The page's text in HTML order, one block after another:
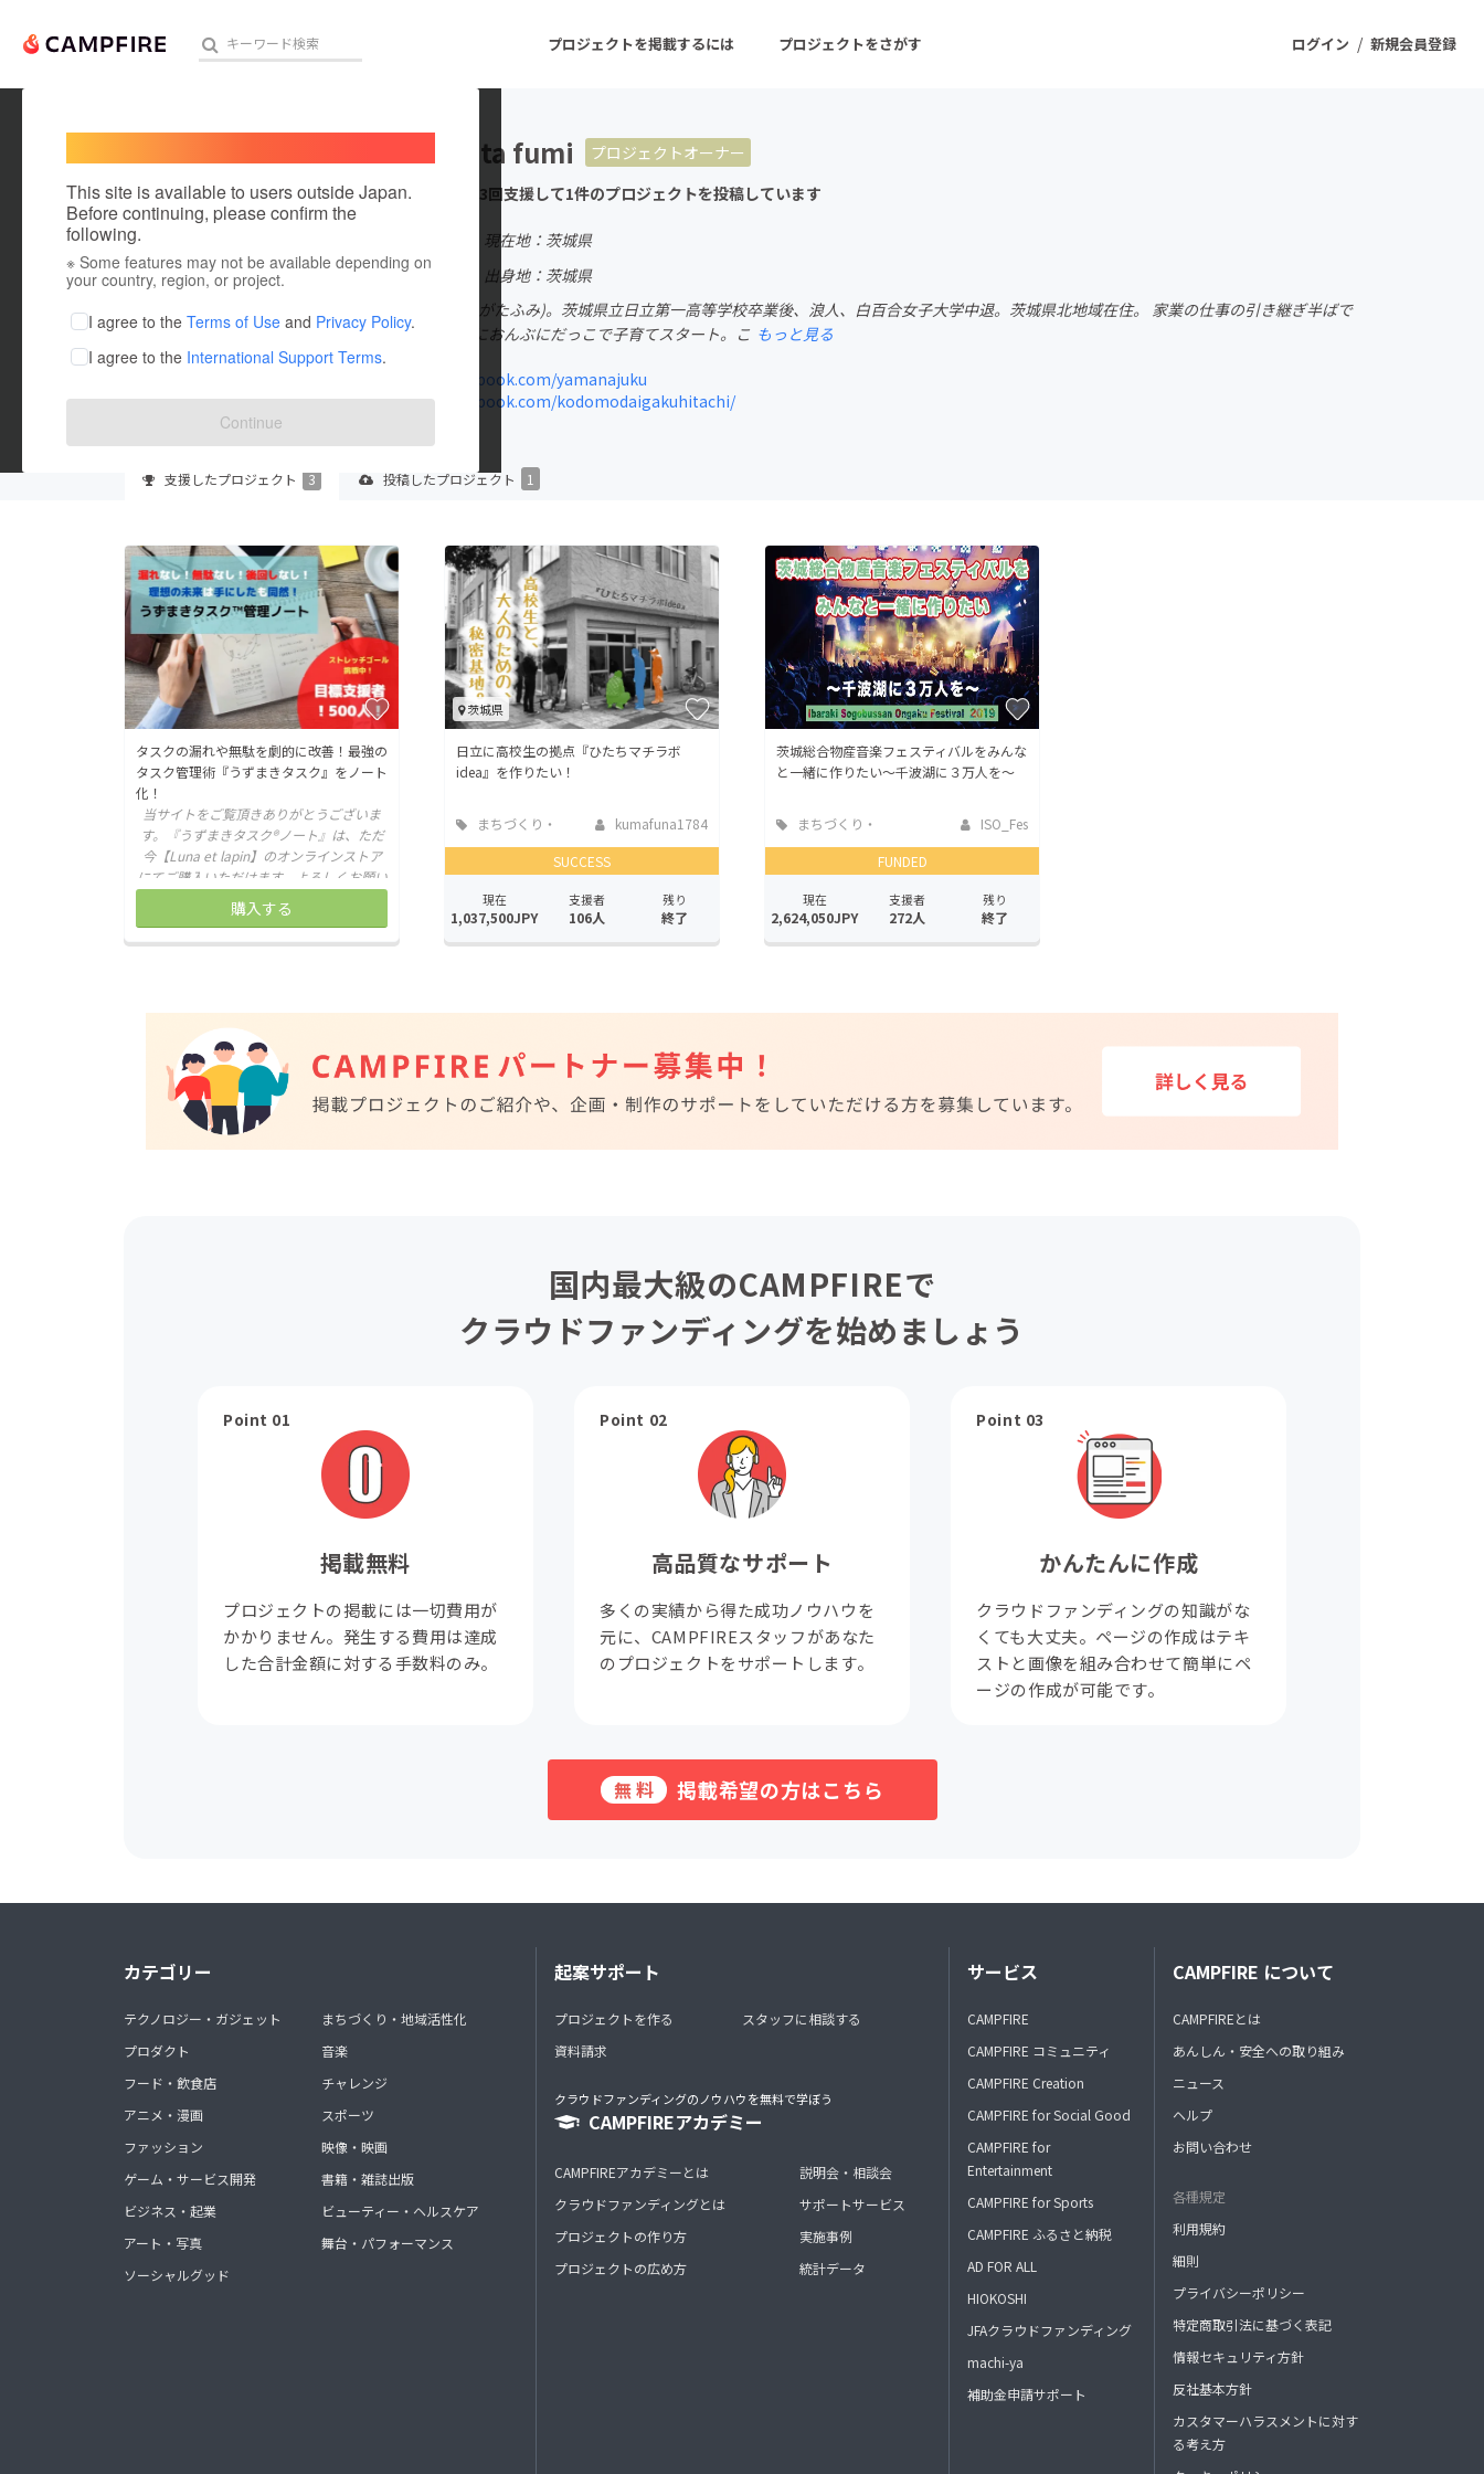
ログイン / 新規会員登録
プロジェクトを掲載するには プロジェクトをさがす
人気のプロジェクト 注目のリターン 注目の新着プロジェクト
アート・写真 音楽
テクノロジー・ガジェット
ゲーム・サービス開発 フード・飲食店
ファッション
映像・映画
ビジネス・起業
チャレンジ
まちづくり・地域活性化
CAMPFIREふるさと納税
machi-ya コミュニティ
This site is available to users outside Japan.
Before continuing, please confirm the
following.
※ Some features may not be available depending on
your country, region, or project.
I agree to the Terms of Use and Privacy Policy.
I agree to the International Support Terms.
Continue
yamagata fumi
プロジェクトオーナー
これまでに3回支援して1件のプロジェクトを投稿しています
現在地：茨城県
出身国：日本
出身地：茨城県
山形芙美(やまがたふみ)。茨城県立日立第一高等学校卒業後、浪人、白百合女子大学中退。茨城県北地域在住。 家業の仕事の引き継ぎ半ばで
出産、夫の親におんぶにだっこで子育てスタート。こ もっと見る
www.facebook.com/yamanajuku
www.facebook.com/kodomodaigakuhitachi/
支援したプロジェクト 3 投稿したプロジェクト 1
タスクの漏れや無駄を劇的に改善！最強の
タスク管理術『うずまきタスク』をノート
化！
当サイトをご覧頂きありがとうございま
す。『うずまきタスク®︎ノート』は、ただ
今【Luna et lapin】のオンラインストア
にてご購入いただけます。よろしくお願い
致します。
購入する
茨城県
日立に高校生の拠点『ひたちマチラボ
idea』を作りたい！
まちづくり・
地域活性化
kumafuna1784
SUCCESS
現在
1,037,500JPY
支援者
106人
残り
終了
茨城総合物産音楽フェスティバルをみんな
と一緒に作りたい～千波湖に３万人を～
まちづくり・
地域活性化
ISO_Fes
FUNDED
現在
2,624,050JPY
支援者
272人
残り
終了
国内最大級のCAMPFIREで
クラウドファンディングを始めましょう
Point 01
掲載無料
プロジェクトの掲載には一切費用が
かかりません。発生する費用は達成
した合計金額に対する手数料のみ。
Point 02
高品質なサポート
多くの実績から得た成功ノウハウを
元に、CAMPFIREスタッフがあなた
のプロジェクトをサポートします。
Point 03
かんたんに作成
クラウドファンディングの知識がな
くても大丈夫。ページの作成はテキ
ストと画像を組み合わせて簡単にペ
ージの作成が可能です。
無料 掲載希望の方はこちら
カテゴリー
テクノロジー・ガジェット
プロダクト
フード・飲食店
アニメ・漫画
ファッション
ゲーム・サービス開発
ビジネス・起業
アート・写真
ソーシャルグッド
まちづくり・地域活性化
音楽
チャレンジ
スポーツ
映像・映画
書籍・雑誌出版
ビューティー・ヘルスケア
舞台・パフォーマンス
起案サポート
プロジェクトを作る
資料請求
スタッフに相談する
クラウドファンディングのノウハウを無料で学ぼう
CAMPFIREアカデミー
CAMPFIREアカデミーとは
クラウドファンディングとは
プロジェクトの作り方
プロジェクトの広め方
説明会・相談会
サポートサービス
実施事例
統計データ
サービス
CAMPFIRE
CAMPFIRE コミュニティ
CAMPFIRE Creation
CAMPFIRE for Social Good
CAMPFIRE for
Entertainment
CAMPFIRE for Sports
CAMPFIRE ふるさと納税
AD FOR ALL
HIOKOSHI
JFAクラウドファンディング
machi-ya
補助金申請サポート
CAMPFIRE について
CAMPFIREとは
あんしん・安全への取り組み
ニュース
ヘルプ
お問い合わせ
各種規定
利用規約
細則
プライバシーポリシー
特定商取引法に基づく表記
情報セキュリティ方針
反社基本方針
カスタマーハラスメントに対す
る考え方